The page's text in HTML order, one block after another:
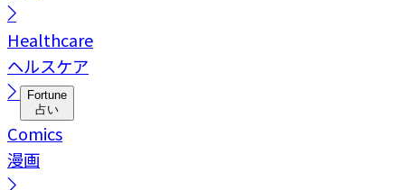
Healthcare
ヘルスケア
Fortune
占い
Comics
漫画